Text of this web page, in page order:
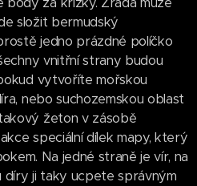
složit bermudský
jedno prázdné políčko
vnitřní strany budou
vytvoříte mořskou
nebo suchozemskou oblast
žeton v zásobě
speciální dílek mapy, který
Na jedné straně je vír, na
ji taky ucpete správným